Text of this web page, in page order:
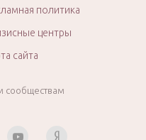
политика
центры
сайта
сообществам